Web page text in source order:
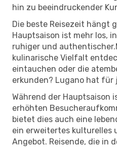
hin zu beeindruckender
Die beste Reisezeit hängt
Hauptsaison ist mehr los,
ruhiger und
kulinarische Vielfalt
eintauchen oder die
erkunden? Lugano hat für
Während der Hauptsaison
erhöhten
bietet dies auch eine
ein erweitertes kulturelles
Angebot. Reisende, die in